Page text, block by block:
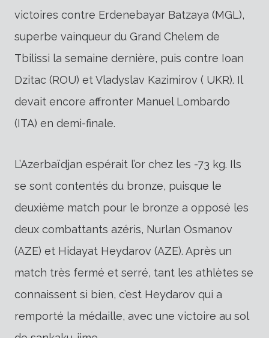
victoires contre Erdenebayar Batzaya (MGL),
superbe vainqueur du Grand Chelem de
Tbilissi la semaine dernière, puis contre Ioan
Dzitac (ROU) et Vladyslav Kazimirov ( UKR). Il
devait encore affronter Manuel Lombardo
(ITA) en demi-finale.
L’Azerbaïdjan espérait l’or chez les -73 kg. Ils
se sont contentés du bronze, puisque le
deuxième match pour le bronze a opposé les
deux combattants azéris, Nurlan Osmanov
(AZE) et Hidayat Heydarov (AZE). Après un
match très fermé et serré, tant les athlètes se
connaissent si bien, c’est Heydarov qui a
remporté la médaille, avec une victoire au sol